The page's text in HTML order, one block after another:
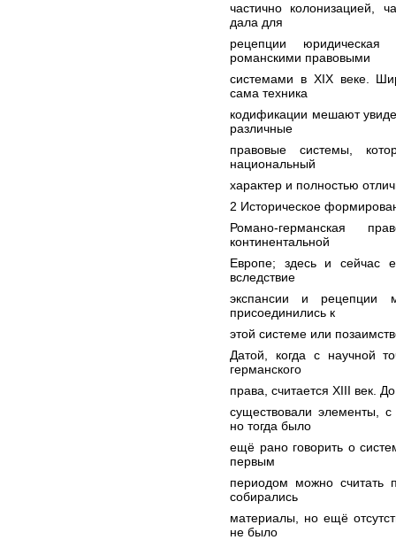
частично колонизацией,
дала для
рецепции юридическая
романскими правовыми
системами в XIX веке.
сама техника
кодификации мешают
различные
правовые системы,
национальный
характер и полностью
2 Историческое
Романо-германская
континентальной
Европе; здесь и сейчас
вследствие
экспансии и рецепции
присоединились к
этой системе или
Датой, когда с научной
германского
права, считается XIII век.
существовали элементы,
но тогда было
ещё рано говорить о
первым
периодом можно считать
собирались
материалы, но ещё
не было